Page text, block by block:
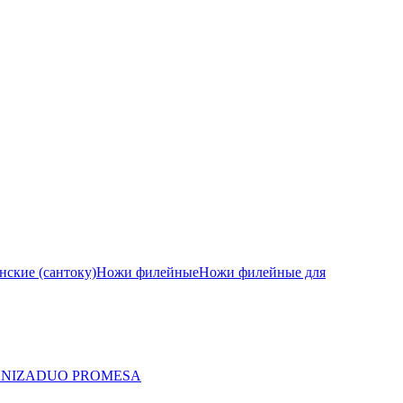
(сантоку)Ножи филейныеНожи филейные для
NIZADUO PROMESA